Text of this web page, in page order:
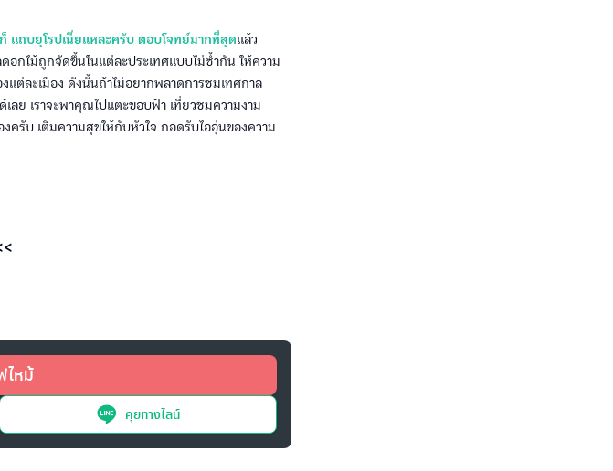
แถบยุโรปเนี่ยแหละครับ ตอบโจทย์มากที่สุดแล้ว
อกไม้ถูกจัดขึ้นในแต่ละประเทศแบบไม่ซ้ำกัน ให้ความ
ต่ละเมือง ดังนั้นถ้าไม่อยากพลาดการชมเทศกาล
เลย เราจะพาคุณไปแตะขอบฟ้า เที่ยวชมความงาม
รับ เติมความสุขให้กับหัวใจ กอดรับไออุ่นของความ
ไหม้
คุยทางไลน์